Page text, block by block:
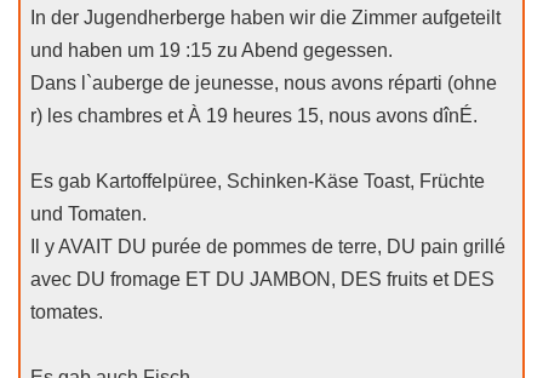
In der Jugendherberge haben wir die Zimmer aufgeteilt
und haben um 19 :15 zu Abend gegessen.
Dans l`auberge de jeunesse, nous avons réparti (ohne
r) les chambres et À 19 heures 15, nous avons dînÉ.
Es gab Kartoffelpüree, Schinken-Käse Toast, Früchte
und Tomaten.
Il y AVAIT DU purée de pommes de terre, DU pain grillé
avec DU fromage ET DU JAMBON, DES fruits et DES
tomates.